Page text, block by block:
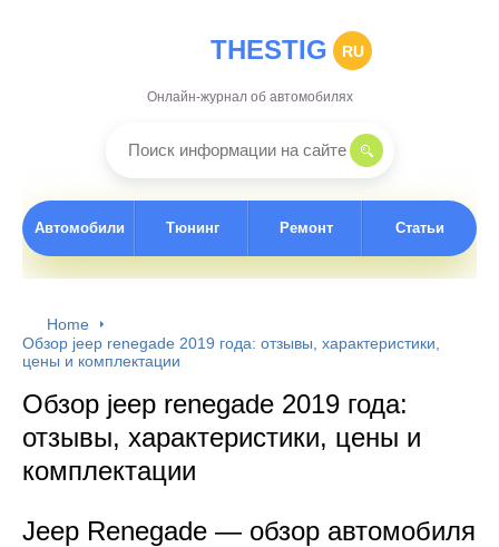
THESTIG RU
Онлайн-журнал об автомобилях
Автомобили Тюнинг Ремонт Статьи
Home
Обзор jeep renegade 2019 года: отзывы, характеристики,
цены и комплектации
Обзор jeep renegade 2019 года:
отзывы, характеристики, цены и
комплектации
Jeep Renegade — обзор автомобиля